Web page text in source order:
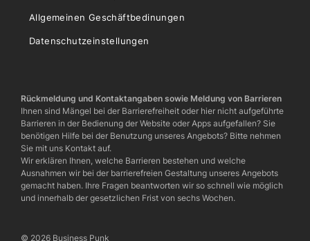
Allgemeinen Geschäftbedinungen
Datenschutzeinstellungen
Rückmeldung und Kontaktangaben sowie Meldung von Barrieren
Ihnen sind Mängel bei der Barrierefreiheit oder hier nicht aufgeführte
Barrieren in der Bedienung der Website oder Apps aufgefallen? Sie
benötigen Hilfe bei der Benutzung unseres Angebots? Bitte nehmen
Sie mit uns Kontakt auf.
Wir erklären Ihnen, welche Barrieren bestehen und welche
Ausnahmen wir bei der barrierefreien Gestaltung unseres Angebots
gemacht haben. Ihre Fragen beantworten wir so schnell wie möglich
und innerhalb der gesetzlichen Frist von sechs Wochen.
© 2026 Business Punk